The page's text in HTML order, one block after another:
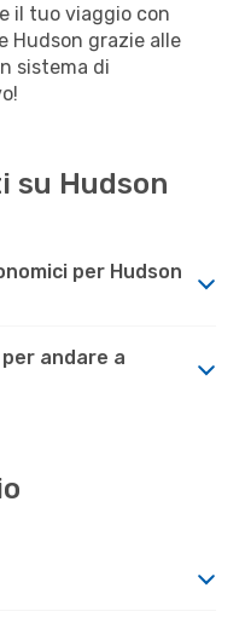
il tuo viaggio con
Hudson grazie alle
sistema di
su Hudson
per Hudson
andare a